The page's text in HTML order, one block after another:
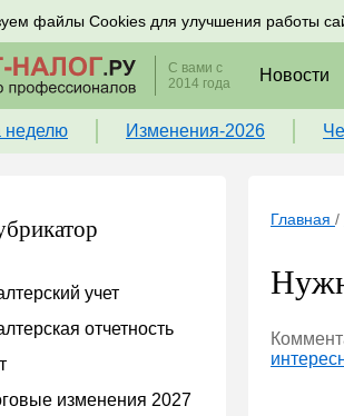
файлы Cookies для улучшения работы
на новости по налогам, учету и
С вами с
2014 года
Новости
неделю Изменения-2026
учет
отчетность
изменения 2027
Главная /